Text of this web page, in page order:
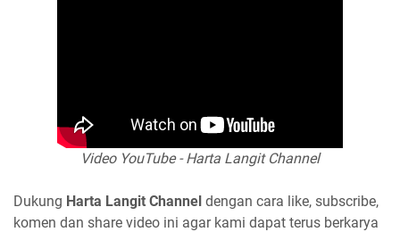
Video YouTube - Harta Langit Channel
Dukung Harta Langit Channel dengan cara like, subscribe,
komen dan share video ini agar kami dapat terus berkarya